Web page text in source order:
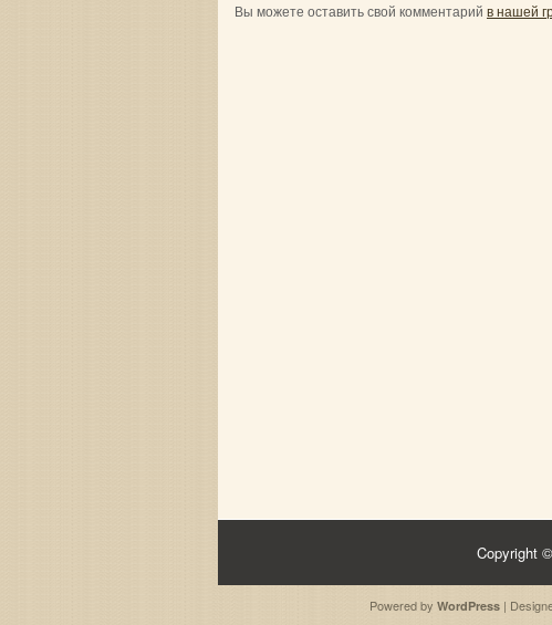
Вы можете оставить свой комментарий в нашей
Copyright ©
Powered by WordPress |